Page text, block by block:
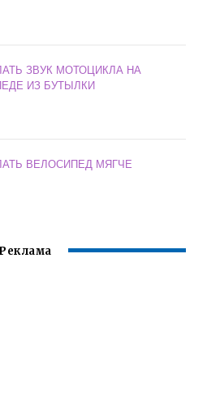
ЗВУК МОТОЦИКЛА НА
ИЗ БУТЫЛКИ
ВЕЛОСИПЕД МЯГЧЕ
Реклама